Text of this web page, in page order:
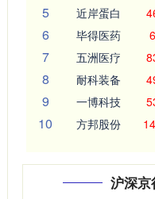
5 近岸蛋白
6 毕得医药
7 五洲医疗
8 耐科装备
9 一博科技
10 方邦股份
沪深